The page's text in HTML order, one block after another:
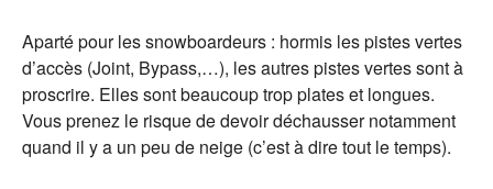
Aparté pour les snowboardeurs : hormis les pistes vertes
d’accès (Joint, Bypass,…), les autres pistes vertes sont à
proscrire. Elles sont beaucoup trop plates et longues.
Vous prenez le risque de devoir déchausser notamment
quand il y a un peu de neige (c’est à dire tout le temps).